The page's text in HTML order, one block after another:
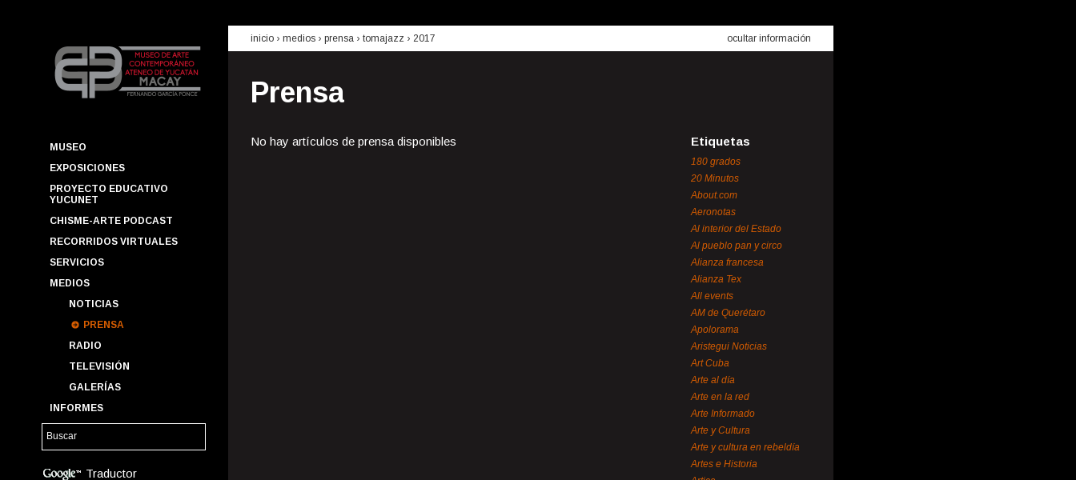
MUSEO
EXPOSICIONES
PROYECTO EDUCATIVO
YUCUNET
CHISME-ARTE PODCAST
RECORRIDOS VIRTUALES
SERVICIOS
MEDIOS
NOTICIAS
PRENSA
RADIO
TELEVISIÓN
GALERÍAS
INFORMES
Traductor
inicio › medios › prensa › tomajazz › 2017 ocultar información
Prensa
No hay artículos de prensa disponibles Etiquetas
180 grados
20 Minutos
About.com
Aeronotas
Al interior del Estado
Al pueblo pan y circo
Alianza francesa
Alianza Tex
All events
AM de Querétaro
Apolorama
Aristegui Noticias
Art Cuba
Arte al día
Arte en la red
Arte Informado
Arte y Cultura
Arte y cultura en rebeldía
Artes e Historia